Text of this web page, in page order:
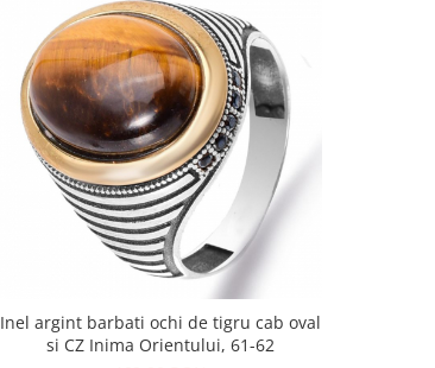
Inel argint barbati ochi de tigru cab oval
si CZ Inima Orientului, 61-62